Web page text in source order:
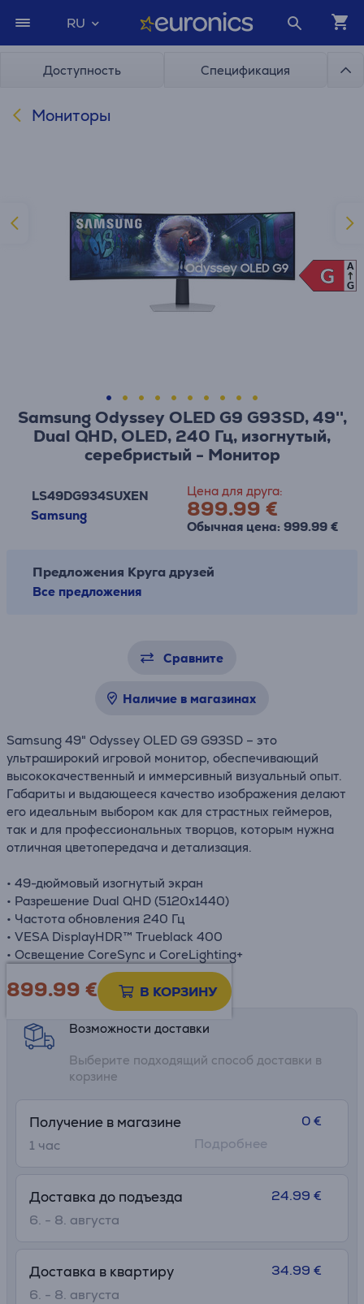
RU
Доступность Спецификация
Мониторы
Samsung Odyssey OLED G9 G93SD, 49'',
Dual QHD, OLED, 240 Гц, изогнутый,
серебристый - Монитор
LS49DG934SUXEN
Samsung
Цена для друга:
899.99 €
Обычная цена: 999.99 €
Предложения Круга друзей
Все предложения
Сравните
Наличие в магазинах
Samsung 49" Odyssey OLED G9 G93SD – это
ультраширокий игровой монитор, обеспечивающий
высококачественный и иммерсивный визуальный опыт.
Габариты и выдающееся качество изображения делают
его идеальным выбором как для страстных геймеров,
так и для профессиональных творцов, которым нужна
отличная цветопередача и детализация.
• 49-дюймовый изогнутый экран
• Разрешение Dual QHD (5120x1440)
• Частота обновления 240 Гц
• VESA DisplayHDR™ Trueblack 400
• Освещение CoreSync и CoreLighting+
899.99 € В КОРЗИНУ
Информационный лист
G
G
A
G
Возможности доставки
Выберите подходящий способ доставки в
корзине
Получение в магазине
1 час
0 €
Подробнее
Доставка до подъезда
6. - 8. августа
24.99 €
Доставка в квартиру
6. - 8. августа
34.99 €